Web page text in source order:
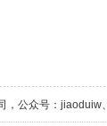
，公众号：